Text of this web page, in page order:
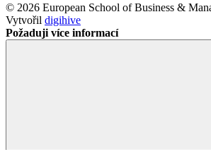
© 2026 European School of Business &
Vytvořil digihive
Požaduji více informací